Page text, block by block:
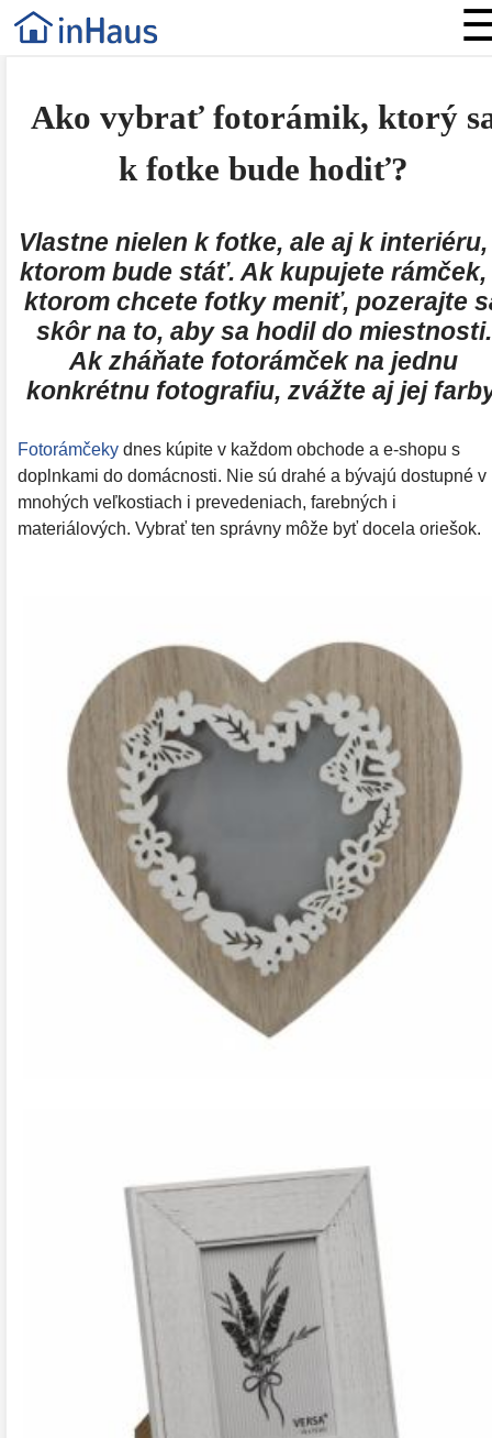
Ako vybrať fotorámik, ktorý
k fotke bude hodiť?
Vlastne nielen k fotke, ale aj k
ktorom bude stáť. Ak kupujete rámček,
ktorom chcete fotky meniť, pozerajte
skôr na to, aby sa hodil do miestnosti.
Ak zháňate fotorámček na jednu
konkrétnu fotografiu, zvážte aj jej
Fotorámčeky dnes kúpite v každom obchode a e-shopu s
doplnkami do domácnosti. Nie sú drahé a bývajú dostupné v
mnohých veľkostiach i prevedeniach, farebných i
materiálových. Vybrať ten správny môže byť docela oriešok.